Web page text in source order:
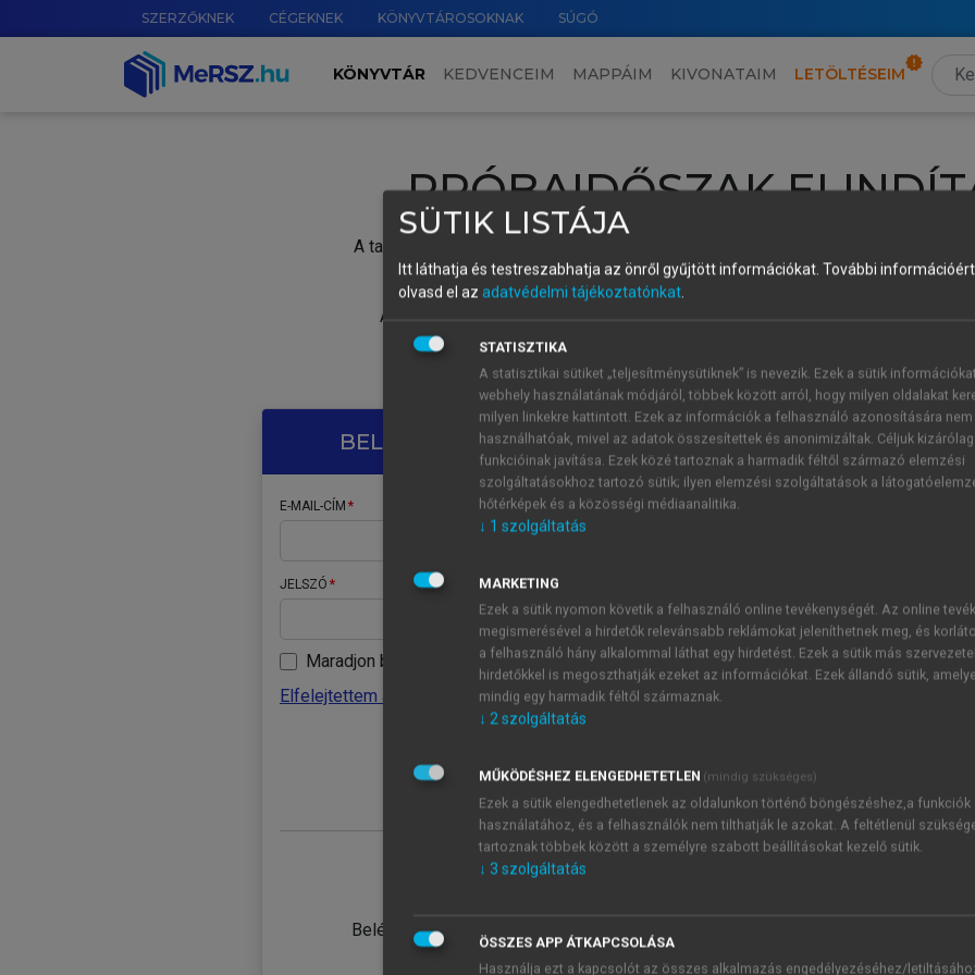
SZERZŐKNEK CÉGEKNEK KÖNYVTÁROSOKNAK SÚGÓ
KÖNYVTÁR KEDVENCEIM MAPPÁIM KIVONATAIM LETÖLTÉSEIM
PRÓBAIDŐSZAK
A tartalom megtekintéséhez lépj be a saját fiókoddal, iskolai azonosítóddal vagy
Új felhasználóként1 óra díjmentes hozzáférésrevagy
A próbaidőszak elindításához,
vagy hozz
A regisztráció után a
BELÉPÉS SAJÁT FIÓKKAL
E-MAIL-CÍM
JELSZÓ
Maradjon belépve
Elfelejtettem a jelszavamat
Belépés intézményi azonosítóval
ÚJ FIÓK
1 óra
JELSZÓ
Kérek értesítést a MeRSZ
Kérek értesítést az
SÜTIK LISTÁJA
Itt láthatja és testreszabhatja az önről gyűjtött információkat. További
olvasd el az adatvédelmi tájékoztatónkat.
STATISZTIKA
A statisztikai sütiket „teljesítménysütiknek” is nevezik. Ezek a sütik
webhely használatának módjáról, többek között arról, hogy milyen oldalakat
milyen linkekre kattintott. Ezek az információk a felhasználó azonosítására nem
használhatóak, mivel az adatok összesítettek és anonimizáltak. Céljuk
funkcióinak javítása. Ezek közé tartoznak a harmadik féltől származó elemzési
szolgáltatásokhoz tartozó sütik; ilyen elemzési szolgáltatások a
hőtérképek és a közösségi médiaanalitika.
↓ 1 szolgáltatás
MARKETING
Ezek a sütik nyomon követik a felhasználó online tevékenységét. Az online
megismerésével a hirdetők relevánsabb reklámokat jeleníthetnek meg, és
a felhasználó hány alkalommal láthat egy hirdetést. Ezek a sütik más
hirdetőkkel is megoszthatják ezeket az információkat. Ezek állandó sütik,
mindig egy harmadik féltől származnak.
↓ 2szolgáltatás
MŰKÖDÉSHEZ ELENGEDHETETLEN (mindig szükséges)
Ezek a sütik elengedhetetlenek az oldalunkon történő böngészéshez,a funkciók
használatához, és a felhasználók nem tilthatják le azokat. A feltétlenül
tartoznak többek között a személyre szabott beállításokat kezelő sütik.
↓ 3 szolgáltatás
ÖSSZES APP ÁTKAPCSOLÁSA
Használja ezt a kapcsolót az összes alkalmazás engedélyezéséhez/